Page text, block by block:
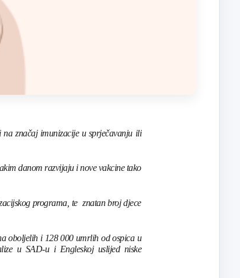
na značaj imunizacije u sprječavanju ili
danom razvijaju i nove vakcine tako
programa, te znatan broj djece
oboljelih i 128 000 umrlih od ospica u
u SAD-u i Engleskoj uslijed niske